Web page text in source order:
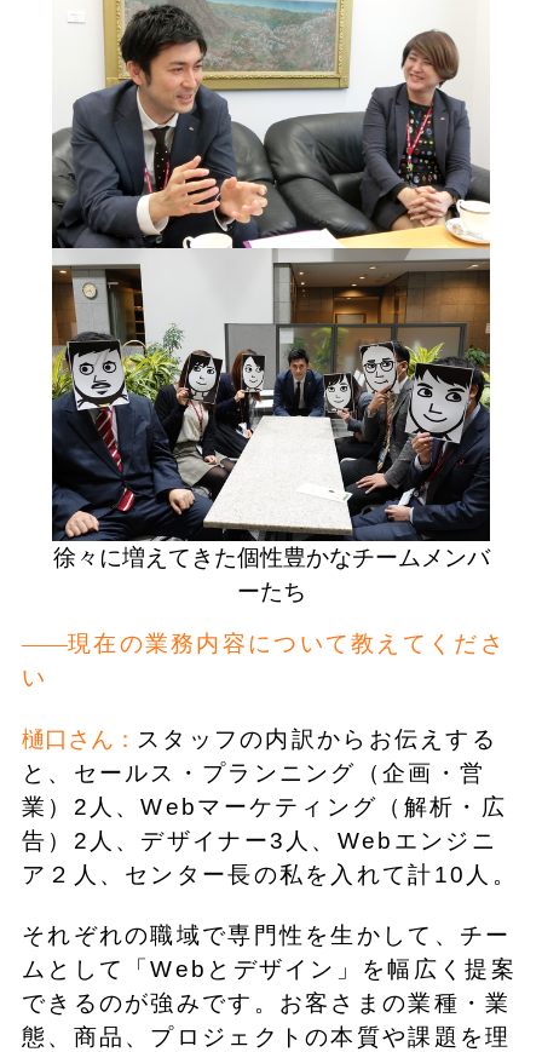
徐々に増えてきた個性豊かなチームメンバ
ーたち
現在の業務内容について教えてくださ
い
樋口さん： スタッフの内訳からお伝えする
と、セールス・プランニング（企画・営
業）2人、Webマーケティング（解析・広
告）2人、デザイナー3人、Webエンジニ
ア２人、センター長の私を入れて計10人。
それぞれの職域で専門性を生かして、チー
ムとして「Webとデザイン」を幅広く提案
できるのが強みです。お客さまの業種・業
態、商品、プロジェクトの本質や課題を理